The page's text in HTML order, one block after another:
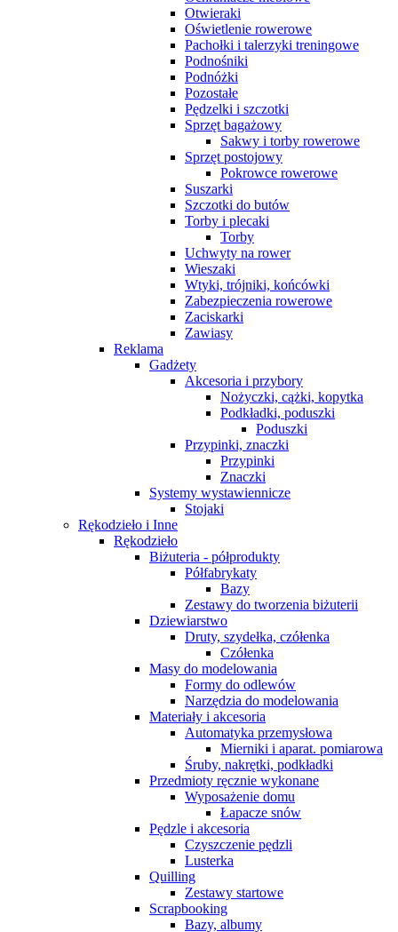
Otwieraki
Oświetlenie rowerowe
Pachołki i talerzyki treningowe
Podnośniki
Podnóżki
Pozostałe
Pędzelki i szczotki
Sprzęt bagażowy
Sakwy i torby rowerowe
Sprzęt postojowy
Pokrowce rowerowe
Suszarki
Szczotki do butów
Torby i plecaki
Torby
Uchwyty na rower
Wieszaki
Wtyki, trójniki, końcówki
Zabezpieczenia rowerowe
Zaciskarki
Zawiasy
Reklama
Gadżety
Akcesoria i przybory
Nożyczki, cążki, kopytka
Podkładki, poduszki
Poduszki
Przypinki, znaczki
Przypinki
Znaczki
Systemy wystawiennicze
Stojaki
Rękodzieło i Inne
Rękodzieło
Biżuteria - półprodukty
Półfabrykaty
Bazy
Zestawy do tworzenia biżuterii
Dziewiarstwo
Druty, szydełka, czółenka
Czółenka
Masy do modelowania
Formy do odlewów
Narzędzia do modelowania
Materiały i akcesoria
Automatyka przemysłowa
Mierniki i aparat. pomiarowa
Śruby, nakrętki, podkładki
Przedmioty ręcznie wykonane
Wyposażenie domu
Łapacze snów
Pędzle i akcesoria
Czyszczenie pędzli
Lusterka
Quilling
Zestawy startowe
Scrapbooking
Bazy, albumy